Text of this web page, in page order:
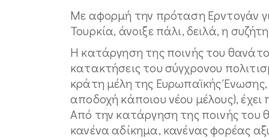
Με αφορμή την πρόταση Ερντογάν
Τουρκία, άνοιξε πάλι, δειλά, η
Η κατάργηση της ποινής του
κατακτήσεις του σύγχρονου
κράτη μέλη της Ευρωπαϊκής
αποδοχή κάποιου νέου μέλους), έχει
Από την κατάργηση της ποινής του
κανένα αδίκημα, κανένας φορέας